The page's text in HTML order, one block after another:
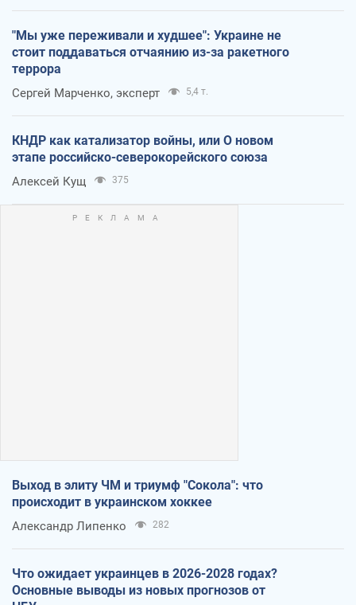
"Мы уже переживали и худшее": Украине не
стоит поддаваться отчаянию из-за ракетного
террора
Сергей Марченко, эксперт 5,4 т.
КНДР как катализатор войны, или О новом
этапе российско-северокорейского союза
Алексей Кущ 375
Выход в элиту ЧМ и триумф "Сокола": что
происходит в украинском хоккее
Александр Липенко 282
Что ожидает украинцев в 2026-2028 годах?
Основные выводы из новых прогнозов от